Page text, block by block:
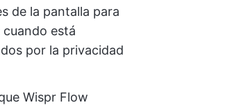
de la pantalla para
está
por la privacidad
Wispr Flow